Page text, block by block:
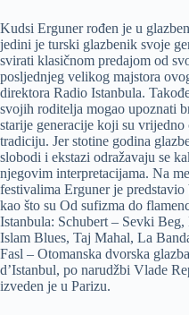
Kudsi Erguner rođen je u
jedini je turski glazbenik svoje
svirati klasičnom predajom od
posljednjeg velikog majstora
direktora Radio Istanbula.
svojih roditelja mogao upoznati
starije generacije koji su
tradiciju. Jer stotine godina
slobodi i ekstazi odražavaju se
njegovim interpretacijama. Na
festivalima Erguner je
kao što su Od sufizma do
Istanbula: Schubert – Sevki
Islam Blues, Taj Mahal, La
Fasl – Otomanska dvorska
d’Istanbul, po narudžbi Vlade
izveden je u Parizu.